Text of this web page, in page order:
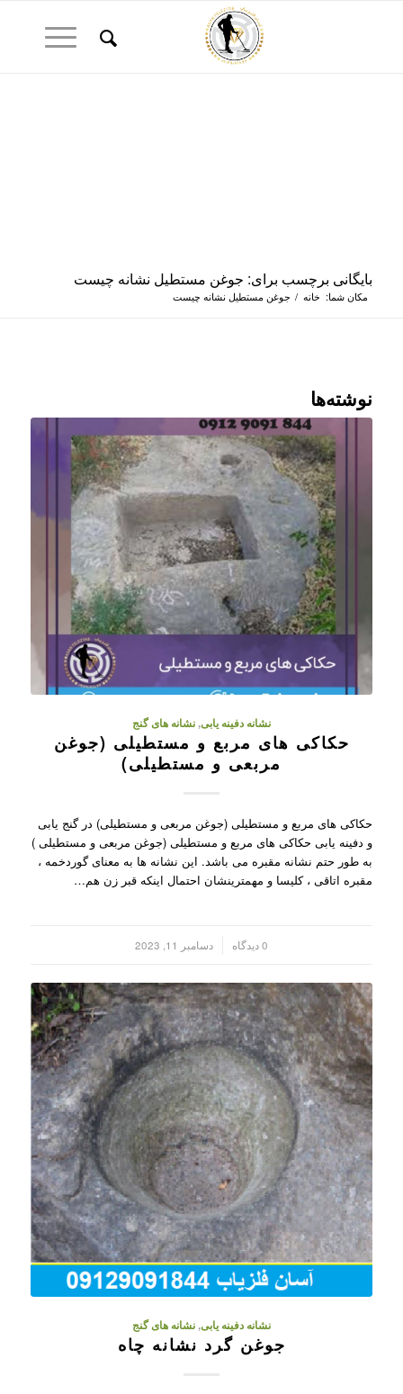
بایگانی برچسب برای: جوغن مستطیل نشانه چیست
مکان شما: خانه / جوغن مستطیل نشانه چیست
نوشته‌ها
نشانه دفینه یابی,نشانه های گنج
حکاکی های مربع و مستطیلی (جوغن
مربعی و مستطیلی)
حکاکی های مربع و مستطیلی (جوغن مربعی و مستطیلی) در گنج یابی
و دفینه یابی حکاکی های مربع و مستطیلی (جوغن مربعی و مستطیلی )
به طور حتم نشانه مقبره می باشد. این نشانه ها به معنای گوردخمه ،
مقبره اتاقی ، کلیسا و مهمترینشان احتمال اینکه قبر زن هم…
0 دیدگاه دسامبر 11, 2023
نشانه دفینه یابی,نشانه های گنج
جوغن گرد نشانه چاه